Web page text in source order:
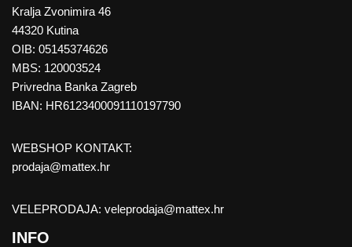
Kralja Zvonimira 46
44320 Kutina
OIB: 05145374626
MBS: 120003524
Privredna Banka Zagreb
IBAN: HR6123400091110197790
WEBSHOP KONTAKT:
prodaja@mattex.hr
VELEPRODAJA: veleprodaja@mattex.hr
INFO